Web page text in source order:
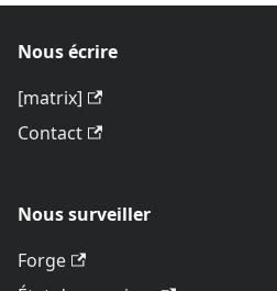
Nous écrire
[matrix]
Contact
Nous surveiller
Forge